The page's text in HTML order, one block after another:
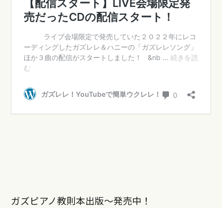
ガズピアノ教則本出版〜発売中！